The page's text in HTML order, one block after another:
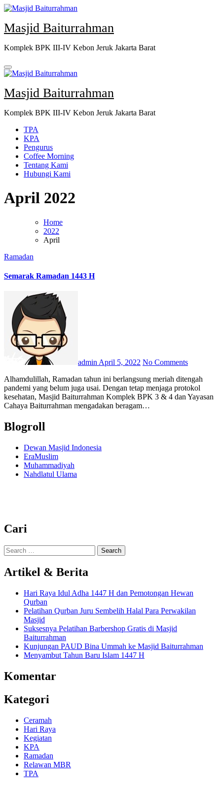
Skip
content
Masjid Baiturrahman
Komplek BPK III-IV Kebon Jeruk Jakarta Barat
Masjid Baiturrahman
Komplek BPK III-IV Kebon Jeruk Jakarta Barat
TPA
KPA
Pengurus
Coffee Morning
Tentang Kami
Hubungi Kami
April 2022
Home
2022
April
Ramadan
Semarak Ramadan 1443 H
adminApril 5, 2022 No Comments
Alhamdulillah, Ramadan tahun ini berlangsung meriah ditengah
pandemi yang belum juga usai. Dengan tetap menjaga protokol
kesehatan, Masjid Baiturrahman Komplek BPK 3 & 4 dan Yayasan
Cahaya Baiturrahman mengadakan beragam…
Blogroll
Dewan Masjid Indonesia
EraMuslim
Muhammadiyah
Nahdlatul Ulama
Cari
Search
for:
Artikel & Berita
Hari Raya Idul Adha 1447 H dan Pemotongan Hewan
Qurban
Pelatihan Qurban Juru Sembelih Halal Para Perwakilan
Masjid
Suksesnya Pelatihan Barbershop Gratis di Masjid
Baiturrahman
Kunjungan PAUD Bina Ummah ke Masjid Baiturrahman
Menyambut Tahun Baru Islam 1447 H
Komentar
Kategori
Ceramah
Hari Raya
Kegiatan
KPA
Ramadan
Relawan MBR
TPA